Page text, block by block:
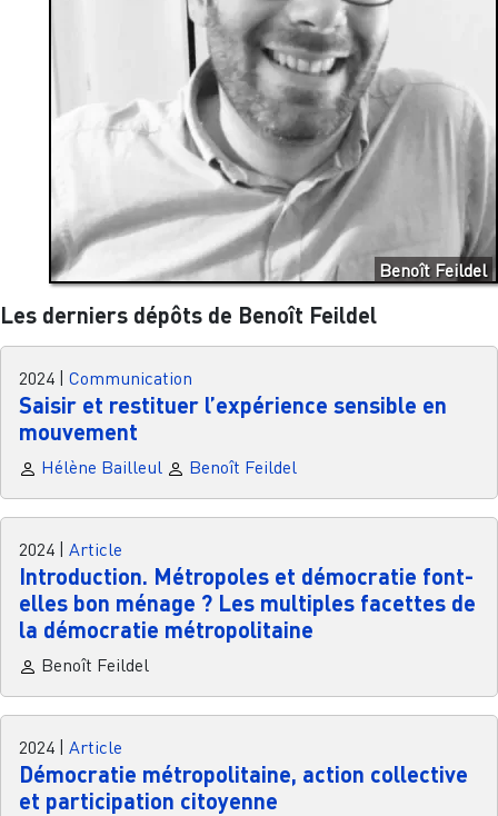
Benoît Feildel
Les derniers dépôts de Benoît Feildel
2024 Communication
Saisir et restituer l’expérience sensible en
mouvement
Hélène Bailleul Benoît Feildel
2024 Article
Introduction. Métropoles et démocratie ­­font-
elles bon ménage ? Les multiples facettes de
la démocratie métropolitaine
Benoît Feildel
2024 Article
Démocratie métropolitaine, action collective
et participation citoyenne